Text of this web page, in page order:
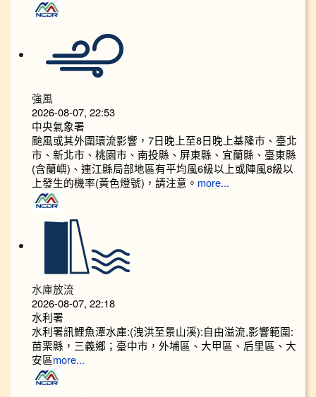
強風
2026-08-07, 22:53
中央氣象署
颱風或其外圍環流影響，7日晚上至8日晚上基隆市、臺北
市、新北市、桃園市、南投縣、屏東縣、宜蘭縣、臺東縣
(含蘭嶼)、連江縣局部地區有平均風6級以上或陣風8級以
上發生的機率(黃色燈號)，請注意。 more...
水庫放流
2026-08-07, 22:18
水利署
水利署訊鯉魚潭水庫:(洩洪至景山溪):自由溢流,影響範圍:
苗栗縣，三義鄉；臺中市，外埔區、大甲區、后里區、大
安區more...